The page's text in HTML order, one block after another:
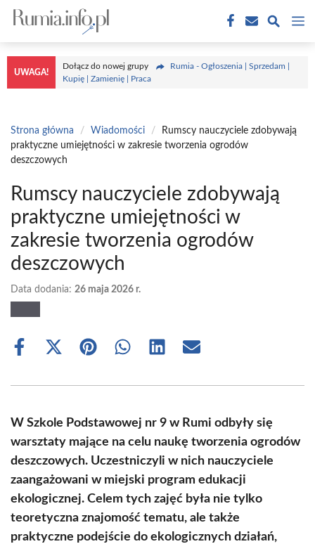
Przejdź
treści
UWAGA!
Dołącz do nowej grupy
Rumia - Ogłoszenia | Sprzedam |
Kupię | Zamienię | Praca
Strona główna / Wiadomości /
Rumscy nauczyciele zdobywają
praktyczne umiejętności w zakresie tworzenia ogrodów
deszczowych
Rumscy nauczyciele zdobywają
praktyczne umiejętności w
zakresie tworzenia ogrodów
deszczowych
Data dodania: 26 maja 2026 r.
Share
Share
(Twitter)
Share Share Share Share
W Szkole Podstawowej nr 9 w Rumi odbyły się
warsztaty mające na celu naukę tworzenia ogrodów
deszczowych. Uczestniczyli w nich nauczyciele
zaangażowani w miejski program edukacji
ekologicznej. Celem tych zajęć była nie tylko
teoretyczna znajomość tematu, ale także
praktyczne podejście do ekologicznych działań,